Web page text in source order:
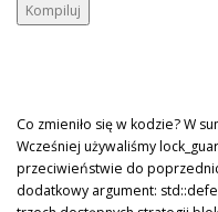
Kompiluj
Co zmieniło się w kodzie? W
Wcześniej używaliśmy
przeciwieństwie do
dodatkowy argument: